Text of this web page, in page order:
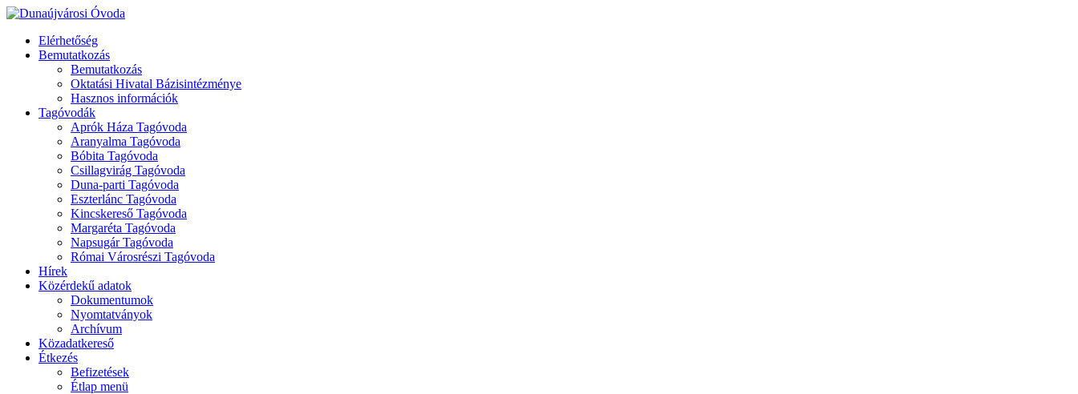
Elérhetőség
Bemutatkozás
Bemutatkozás
Oktatási Hivatal Bázisintézménye
Hasznos információk
Tagóvodák
Aprók Háza Tagóvoda
Aranyalma Tagóvoda
Bóbita Tagóvoda
Csillagvirág Tagóvoda
Duna-parti Tagóvoda
Eszterlánc Tagóvoda
Kincskereső Tagóvoda
Margaréta Tagóvoda
Napsugár Tagóvoda
Római Városrészi Tagóvoda
Hírek
Közérdekű adatok
Dokumentumok
Nyomtatványok
Archívum
Közadatkereső
Étkezés
Befizetések
Étlap menü